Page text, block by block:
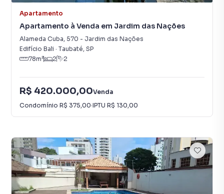
Apartamento
Apartamento à Venda em Jardim das Nações
Alameda Cuba, 570 - Jardim das Nações
Edifício Bali · Taubaté, SP
78m² 2 2
R$ 420.000,00Venda
Condomínio R$ 375,00·IPTU R$ 130,00